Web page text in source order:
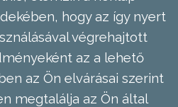
hogy az így nyert
végrehajtott
az a lehető
az Ön elvárásai szerint
megtalálja az Ön által